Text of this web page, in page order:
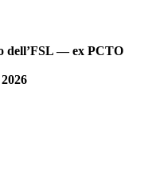
dell’FSL — ex PCTO